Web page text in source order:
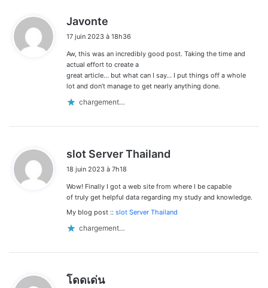
Javonte
t
:
17 juin 2023 à 18h36
Aw, this was an incredibly good post. Taking the time and
actual effort to create a
great article… but what can I say… I put things off a whole
lot and don’t manage to get nearly anything done.
chargement…
slot Server Thailand
18 juin 2023 à 7h18
Wow! Finally I got a web site from where I be capable
of truly get helpful data regarding my study and knowledge.
My blog post :: slot Server Thailand
chargement…
โดดเด่น